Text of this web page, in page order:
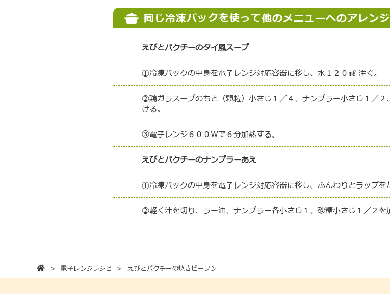
同じ冷凍パックを使って他のメニューへのアレンジ
えびとパクチーのタイ風スープ
①冷凍パックの中身を電子レンジ対応容器に移し、水１２０㎖ 注ぐ。
②鶏ガラスープのもと（顆粒）小さじ１／４、ナンプラー小さじ１／
ける。
③電子レンジ６００Ｗで６分加熱する。
えびとパクチーのナンプラーあえ
①冷凍パックの中身を電子レンジ対応容器に移し、ふんわりとラップを
②軽く汁を切り、ラー油、ナンプラー各小さじ１、砂糖小さじ１／２を
電子レンジレシピ えびとパクチーの焼きビーフン